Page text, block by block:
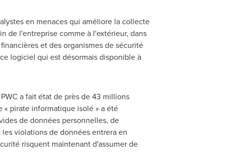
en menaces qui améliore la collecte
de l'entreprise comme à l'extérieur, dans
et des organismes de sécurité
logiciel qui est désormais disponible à
a fait état de près de 43 millions
pirate informatique isolé » a été
de données personnelles, de
violations de données entrera en
risquent maintenant d'assumer de